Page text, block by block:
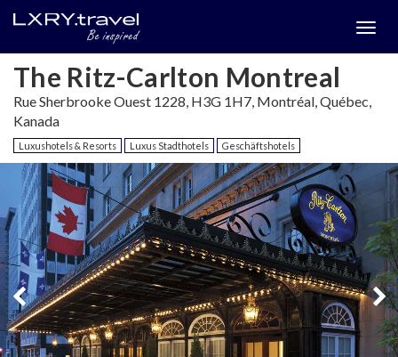
The Ritz-Carlton Montreal
Rue Sherbrooke Ouest 1228, H3G 1H7, Montréal, Québec,
Kanada
Luxushotels & Resorts Luxus Stadthotels Geschäftshotels